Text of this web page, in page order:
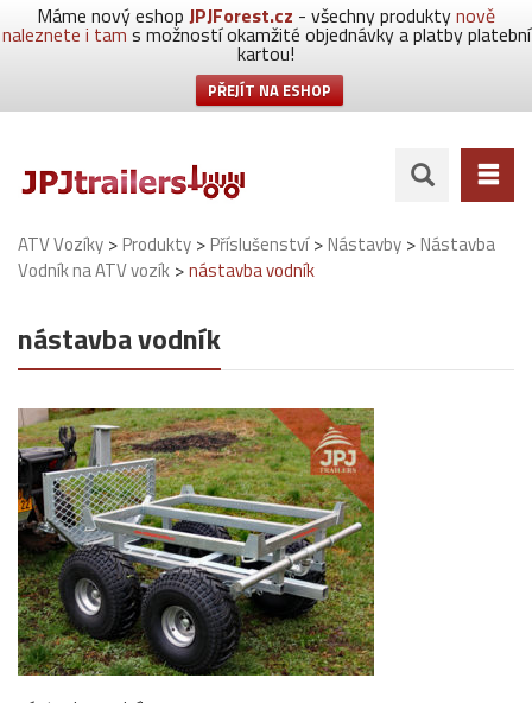
Máme nový eshop JPJForest.cz - všechny produktynově
naleznete i tams možností okamžité objednávky a platby platební
kartou!
PŘEJÍT NA ESHOP
ATV Vozíky >Produkty >Příslušenství>Nástavby >Nástavba
Vodník na ATV vozík >nástavba vodník
nástavba vodník